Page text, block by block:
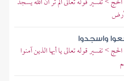
واسجدوا
> تفسير قوله تعالى يا أيها الذين آمنوا